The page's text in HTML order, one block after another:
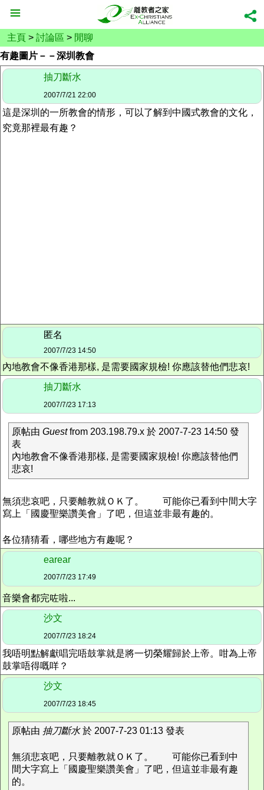
主頁 > 討論區 > 閒聊
有趣圖片－－深圳教會
抽刀斷水
2007/7/21 22:00
這是深圳的一所教會的情形，可以了解到中國式教會的文化，
究竟那裡最有趣？
匿名
2007/7/23 14:50
內地教會不像香港那樣, 是需要國家規檢! 你應該替他們悲哀!
抽刀斷水
2007/7/23 17:13
原帖由 Guestfrom 203.198.79.x 於 2007-7-23 14:50 發
表
內地教會不像香港那樣, 是需要國家規檢! 你應該替他們
悲哀!
無須悲哀吧，只要離教就ＯＫ了。
可能你已看到中間大字
寫上「國慶聖樂讚美會」了吧，但這並非最有趣的。
各位猜猜看，哪些地方有趣呢？
earear
2007/7/23 17:49
音樂會都完咗啦...
沙文
2007/7/23 18:24
我唔明點解獻唱完唔鼓掌就是將一切榮耀歸於上帝。咁為上帝
鼓掌唔得嘅咩？
沙文
2007/7/23 18:45
原帖由 抽刀斷水於 2007-7-23 01:13 發表
無須悲哀吧，只要離教就ＯＫ了。
可能你已看到中
間大字寫上「國慶聖樂讚美會」了吧，但這並非最有趣
的。